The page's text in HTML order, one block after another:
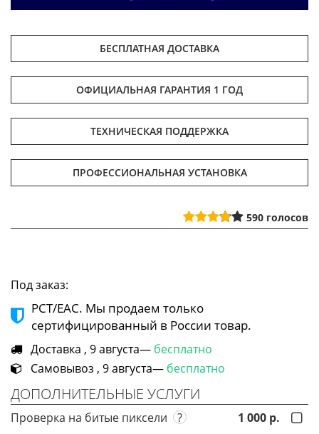
БЕСПЛАТНАЯ ДОСТАВКА
ОФИЦИАЛЬНАЯ ГАРАНТИЯ 1 ГОД
ТЕХНИЧЕСКАЯ ПОДДЕРЖКА
ПРОФЕССИОНАЛЬНАЯ УСТАНОВКА
590 голосов
Под заказ:
РСТ/ЕАС. Мы продаем только
сертифицированный в России товар.
Доставка , 9 августа— бесплатно
Самовывоз , 9 августа— бесплатно
ДОПОЛНИТЕЛЬНЫЕ УСЛУГИ
Проверка на битые пиксели ?
1 000 р.